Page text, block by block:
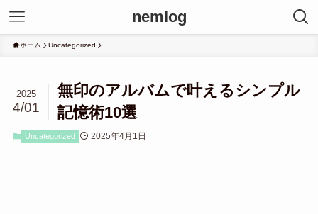
nemlog
ホーム Uncategorized
無印のアルバムで叶えるシンプル
記憶術10選
2025
4/01
Uncategorized 2025年4月1日